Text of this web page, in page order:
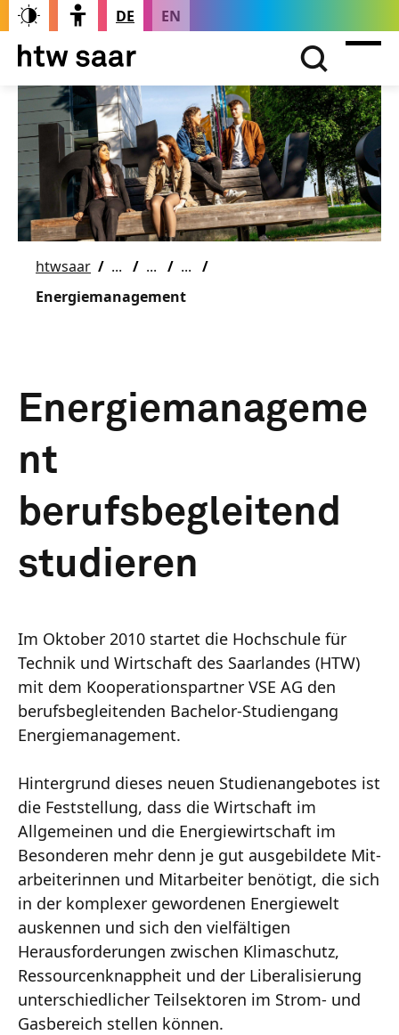
DE EN
htwsaar
Energiemanagement
Energiemanageme
nt
berufsbegleitend
studieren
Im Oktober 2010 startet die Hochschule für
Technik und Wirtschaft des Saarlandes (HTW)
mit dem Kooperationspartner VSE AG den
berufsbegleitenden Bachelor-Studiengang
Energiemanagement.
Hintergrund dieses neuen Studienangebotes ist
die Feststellung, dass die Wirtschaft im
Allgemeinen und die Energiewirtschaft im
Besonderen mehr denn je gut ausgebildete Mit­
arbeiterinnen und Mitarbeiter benötigt, die sich
in der komplexer gewordenen Energiewelt
auskennen und sich den vielfältigen
Herausforderungen zwischen Klimaschutz,
Ressour­cenknappheit und der Liberalisierung
unterschiedlicher Teilsektoren im Strom- und
Gasbe­reich stellen können.